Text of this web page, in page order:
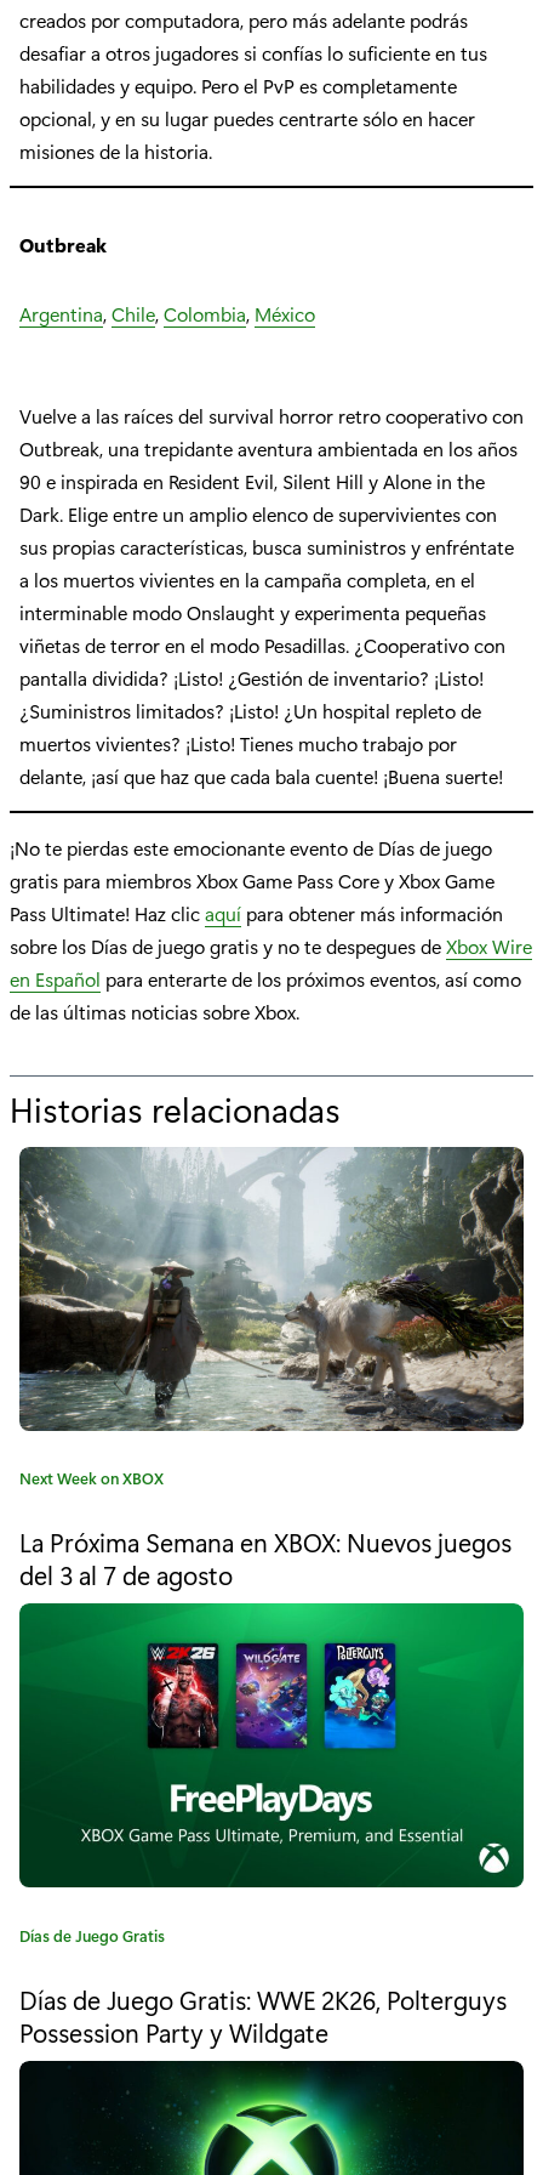
creados por computadora, pero más adelante podrás
desafiar a otros jugadores si confías lo suficiente en tus
habilidades y equipo. Pero el PvP es completamente
opcional, y en su lugar puedes centrarte sólo en hacer
misiones de la historia.
Outbreak
Argentina,Chile,Colombia, México
Vuelve a las raíces del survival horror retro cooperativo con
Outbreak, una trepidante aventura ambientada en los años
90 e inspirada en Resident Evil, Silent Hill y Alone in the
Dark. Elige entre un amplio elenco de supervivientes con
sus propias características, busca suministros y enfréntate
a los muertos vivientes en la campaña completa, en el
interminable modo Onslaught y experimenta pequeñas
viñetas de terror en el modo Pesadillas. ¿Cooperativo con
pantalla dividida? ¡Listo! ¿Gestión de inventario? ¡Listo!
¿Suministros limitados? ¡Listo! ¿Un hospital repleto de
muertos vivientes? ¡Listo! Tienes mucho trabajo por
delante, ¡así que haz que cada bala cuente! ¡Buena suerte!
¡No te pierdas este emocionante evento de Días de juego
gratis para miembros Xbox Game Pass Core y Xbox Game
Pass Ultimate! Haz clicaquí para obtener más información
sobre los Días de juego gratis y no te despegues deXbox Wire
en Español para enterarte de los próximos eventos, así como
de las últimas noticias sobre Xbox.
Historias relacionadas
o
r
"
D
í
a
s
j
e
g
o
g
r
a
t
s
–
A
g
C
e
g
o
Next Week on XBOX
La Próxima Semana en XBOX: Nuevos juegos
del 3 al 7 de agosto
C
e
g
o
Días de Juego Gratis
Días de Juego Gratis: WWE 2K26, Polterguys
Possession Party y Wildgate